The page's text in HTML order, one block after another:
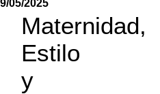
05/2025
Maternidad,
Estilo
y